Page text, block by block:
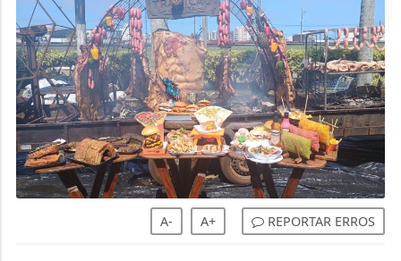
A- A+ REPORTAR ERROS